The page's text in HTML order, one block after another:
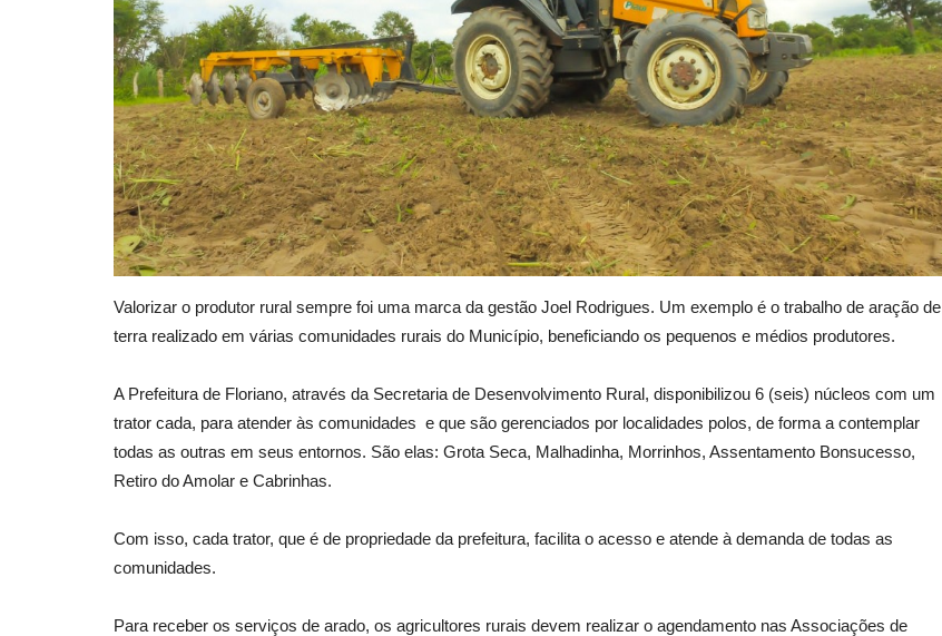
Valorizar o produtor rural sempre foi uma marca da gestão Joel Rodrigues. Um exemplo é o trabalho de aração de
terra realizado em várias comunidades rurais do Município, beneficiando os pequenos e médios produtores.
A Prefeitura de Floriano, através da Secretaria de Desenvolvimento Rural, disponibilizou 6 (seis) núcleos com um
trator cada, para atender às comunidades e que são gerenciados por localidades polos, de forma a contemplar
todas as outras em seus entornos. São elas: Grota Seca, Malhadinha, Morrinhos, Assentamento Bonsucesso,
Retiro do Amolar e Cabrinhas.
Com isso, cada trator, que é de propriedade da prefeitura, facilita o acesso e atende à demanda de todas as
comunidades.
Para receber os serviços de arado, os agricultores rurais devem realizar o agendamento nas Associações de